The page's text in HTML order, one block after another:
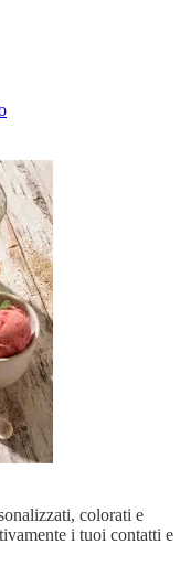
colorati e
i tuoi contatti e